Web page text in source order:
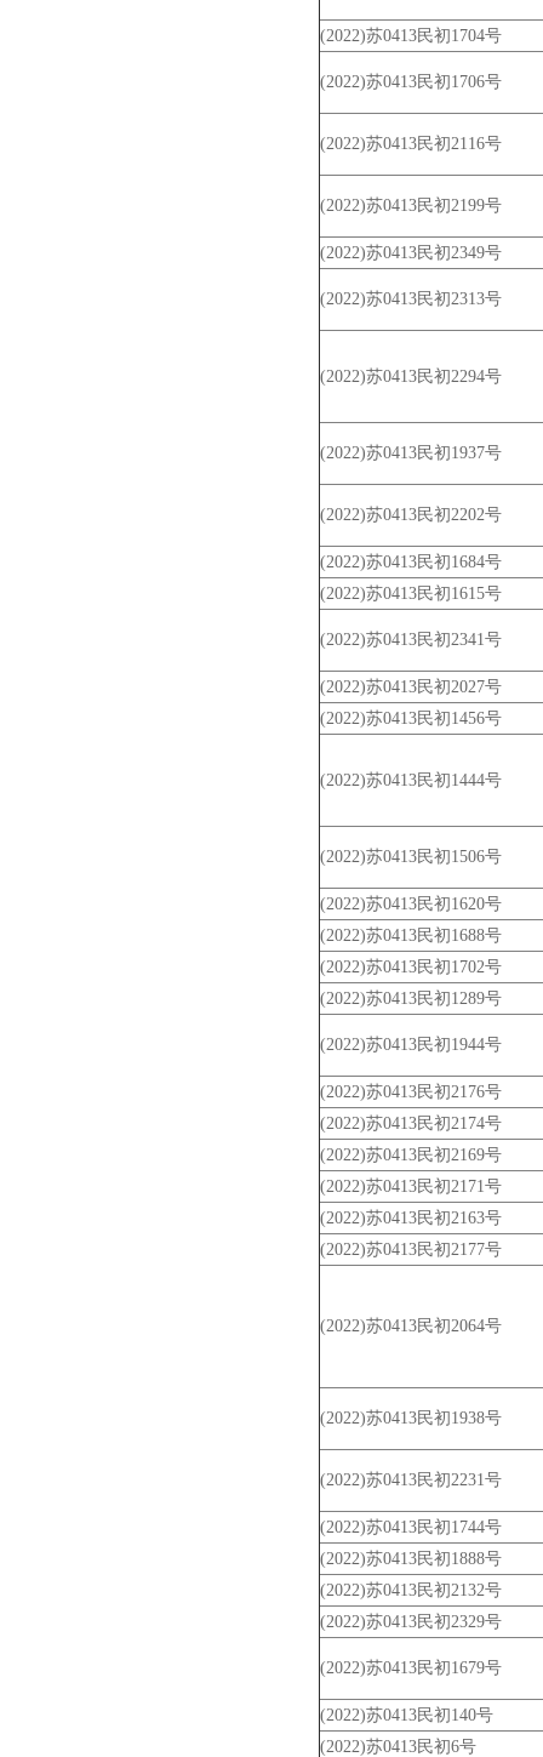
(2022)苏0413民初1704号
(2022)苏0413民初1706号
(2022)苏0413民初2116号
(2022)苏0413民初2199号
(2022)苏0413民初2349号
(2022)苏0413民初2313号
(2022)苏0413民初2294号
(2022)苏0413民初1937号
(2022)苏0413民初2202号
(2022)苏0413民初1684号
(2022)苏0413民初1615号
(2022)苏0413民初2341号
(2022)苏0413民初2027号
(2022)苏0413民初1456号
(2022)苏0413民初1444号
(2022)苏0413民初1506号
(2022)苏0413民初1620号
(2022)苏0413民初1688号
(2022)苏0413民初1702号
(2022)苏0413民初1289号
(2022)苏0413民初1944号
(2022)苏0413民初2176号
(2022)苏0413民初2174号
(2022)苏0413民初2169号
(2022)苏0413民初2171号
(2022)苏0413民初2163号
(2022)苏0413民初2177号
(2022)苏0413民初2064号
(2022)苏0413民初1938号
(2022)苏0413民初2231号
(2022)苏0413民初1744号
(2022)苏0413民初1888号
(2022)苏0413民初2132号
(2022)苏0413民初2329号
(2022)苏0413民初1679号
(2022)苏0413民初140号
(2022)苏0413民初6号